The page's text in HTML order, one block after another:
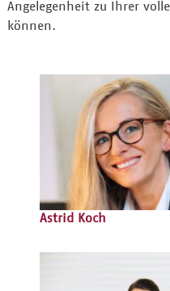
Angelegenheit zu Ihrer
können.
Astrid Koch